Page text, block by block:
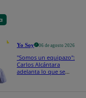
Yo Soy 06 de agosto 2026
"Somos un equipazo":
Carlos Alcántara
adelanta lo que se